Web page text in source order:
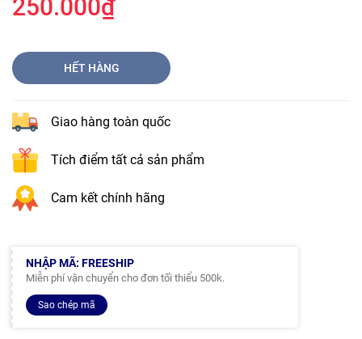
250.000₫
HẾT HÀNG
Giao hàng toàn quốc
Tích điểm tất cả sản phẩm
Cam kết chính hãng
NHẬP MÃ: FREESHIP
Miễn phí vận chuyển cho đơn tối thiểu 500k.
Sao chép mã